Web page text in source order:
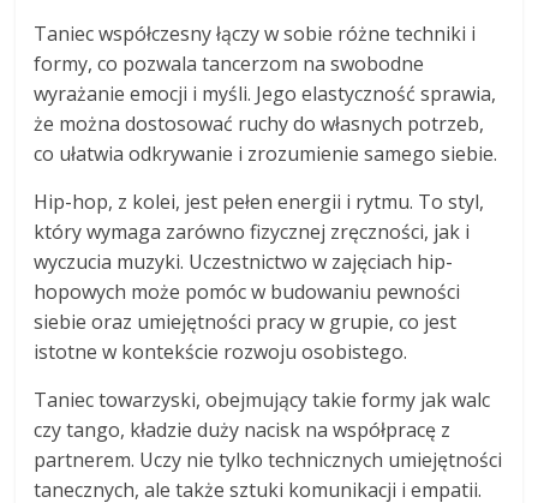
Taniec współczesny łączy w sobie różne techniki i
formy, co pozwala tancerzom na swobodne
wyrażanie emocji i myśli. Jego elastyczność sprawia,
że można dostosować ruchy do własnych potrzeb,
co ułatwia odkrywanie i zrozumienie samego siebie.
Hip-hop, z kolei, jest pełen energii i rytmu. To styl,
który wymaga zarówno fizycznej zręczności, jak i
wyczucia muzyki. Uczestnictwo w zajęciach hip-
hopowych może pomóc w budowaniu pewności
siebie oraz umiejętności pracy w grupie, co jest
istotne w kontekście rozwoju osobistego.
Taniec towarzyski, obejmujący takie formy jak walc
czy tango, kładzie duży nacisk na współpracę z
partnerem. Uczy nie tylko technicznych umiejętności
tanecznych, ale także sztuki komunikacji i empatii.